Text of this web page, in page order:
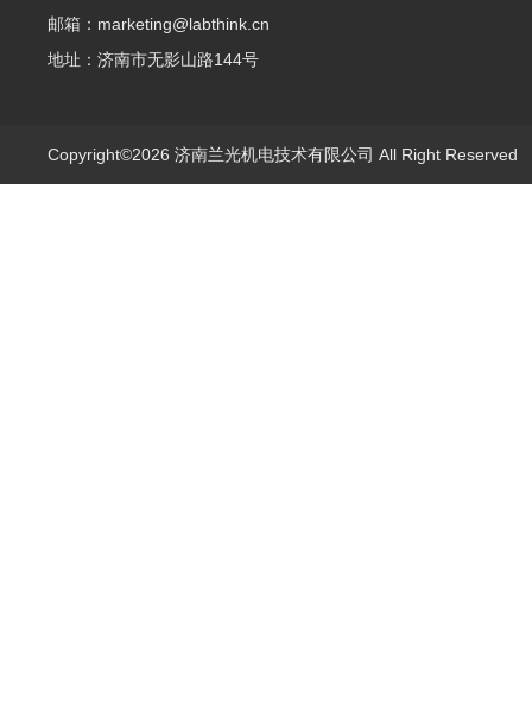
邮箱：marketing@labthink.cn
地址：济南市无影山路144号
Copyright©2026 济南兰光机电技术有限公司 All Right